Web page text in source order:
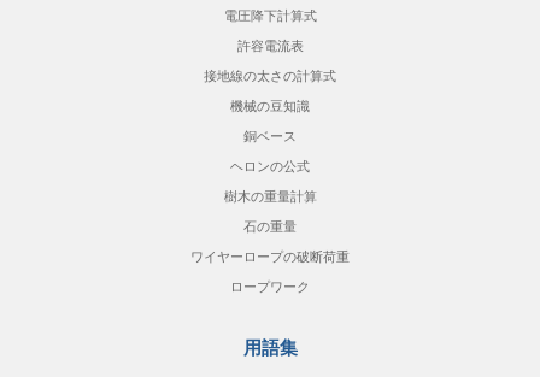
電圧降下計算式
許容電流表
接地線の太さの計算式
機械の豆知識
銅ベース
ヘロンの公式
樹木の重量計算
石の重量
ワイヤーロープの破断荷重
ロープワーク
用語集